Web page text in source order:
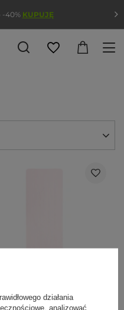
do pilatesu Phoenix
1 cm - różowy
-40% KUPUJĘ
działania
analizować